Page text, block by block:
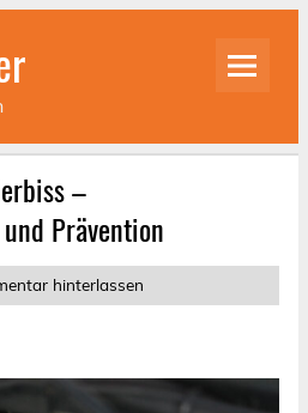
–
Prävention
hinterlassen